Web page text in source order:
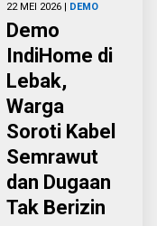
22 MEI 2026 | DEMO
Demo
IndiHome di
Lebak,
Warga
Soroti Kabel
Semrawut
dan Dugaan
Tak Berizin